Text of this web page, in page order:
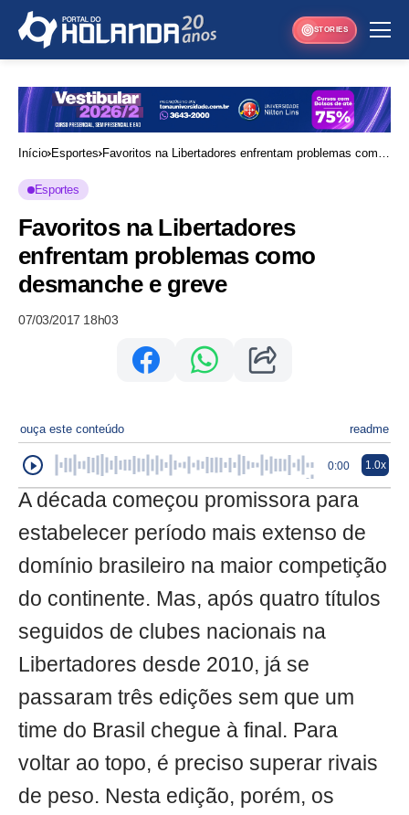
STORIES
Início Esportes Favoritos na Libertadores enfrentam problemas como
Esportes
Favoritos na Libertadores
enfrentam problemas como
desmanche e greve
07/03/2017 18h03
ouça este conteúdo readme
0:00 1.0x
A década começou promissora para
estabelecer período mais extenso de
domínio brasileiro na maior competição
do continente. Mas, após quatro títulos
seguidos de clubes nacionais na
Libertadores desde 2010, já se
passaram três edições sem que um
time do Brasil chegue à final. Para
voltar ao topo, é preciso superar rivais
de peso. Nesta edição, porém, os